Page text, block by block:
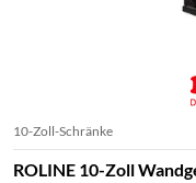
10-Zoll-Schränke
ROLINE 10-Zoll